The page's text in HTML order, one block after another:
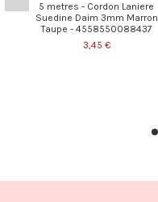
5 metres - Cordon Laniere
Suedine Daim 3mm Marron
Taupe - 4558550088437
3,45 €